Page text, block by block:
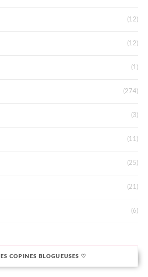
(12)
(12)
(1)
(274)
(3)
(11)
(25)
(21)
(6)
COPINES BLOGUEUSES ♡